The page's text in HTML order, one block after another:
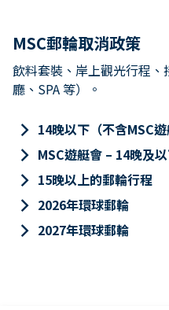
MSC郵輪取消政策
飲料套裝、岸上觀光行程
廳、SPA 等）。
keyboard_arrow_right 14晚以下（不含MSC遊
keyboard_arrow_right MSC遊艇會 – 14晚及
keyboard_arrow_right 15晚以上的郵輪行程
keyboard_arrow_right 2026年環球郵輪
keyboard_arrow_right 2027年環球郵輪